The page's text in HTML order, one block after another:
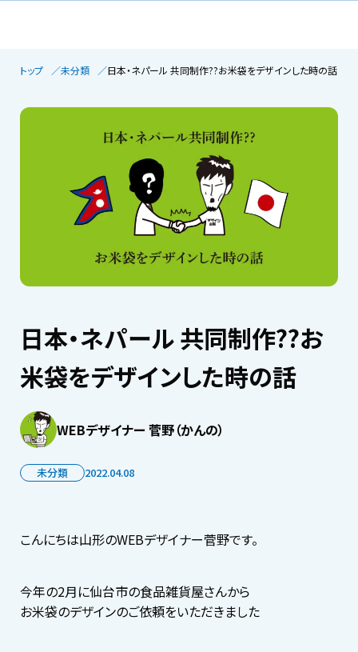
トップ 未分類 日本・ネパール 共同制作??お米袋をデザインした時の話
日本・ネパール 共同制作??お
米袋をデザインした時の話
WEBデザイナー 菅野（かんの）
未分類 2022.04.08
こんにちは山形のWEBデザイナー菅野です。
今年の2月に仙台市の食品雑貨屋さんから
お米袋のデザインのご依頼をいただきました